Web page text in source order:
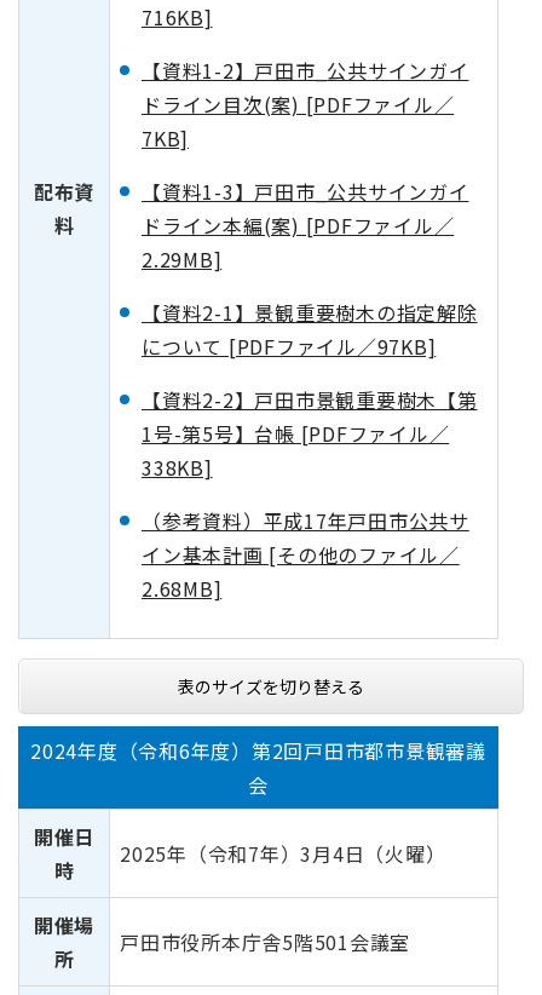
配布資
料
716KB]
【資料1-2】戸田市_公共サインガイ
ドライン目次(案) [PDFファイル／
7KB]
【資料1-3】戸田市_公共サインガイ
ドライン本編(案) [PDFファイル／
2.29MB]
【資料2-1】景観重要樹木の指定解除
について [PDFファイル／97KB]
【資料2-2】戸田市景観重要樹木【第
1号-第5号】台帳 [PDFファイル／
338KB]
（参考資料）平成17年戸田市公共サ
イン基本計画 [その他のファイル／
2.68MB]
表のサイズを切り替える
2024年度（令和6年度）第2回戸田市都市景観審議
会
開催日
時
2025年（令和7年）3月4日（火曜）
開催場
所
戸田市役所本庁舎5階501会議室